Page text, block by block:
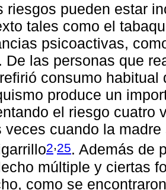
riesgos pueden estar
tales como el
psicoactivas,
De las personas que
consumo
produce un
el riesgo cuatro
veces cuando la
2,25. Además de
múltiple y ciertas
como se